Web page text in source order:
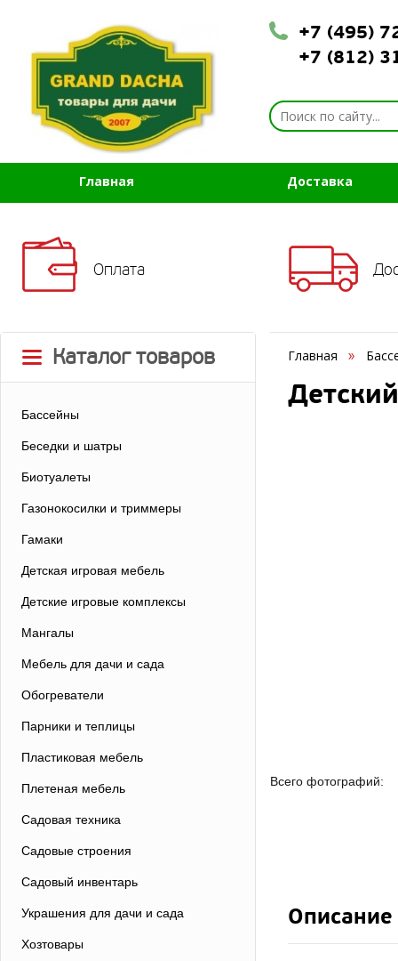
+7 (495)
+7 (812)
Главная Доставка
Оплата
Каталог товаров
Бассейны
Беседки и шатры
Биотуалеты
Газонокосилки и триммеры
Гамаки
Детская игровая мебель
Детские игровые комплексы
Мангалы
Мебель для дачи и сада
Обогреватели
Парники и теплицы
Пластиковая мебель
Плетеная мебель
Садовая техника
Садовые строения
Садовый инвентарь
Украшения для дачи и сада
Хозтовары
Главная
Всего фотографий:
Описание